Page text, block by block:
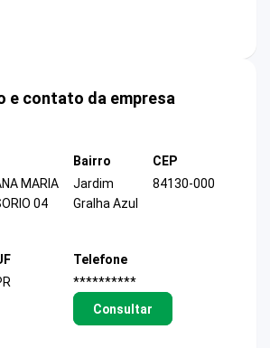
e contato da empresa
MARIA
04
Bairro
Jardim
Gralha Azul
CEP
84130-000
Telefone
**********
Consultar